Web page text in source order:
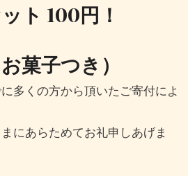
ト 100円！
菓子つき）
にあらためてお礼申しあげま